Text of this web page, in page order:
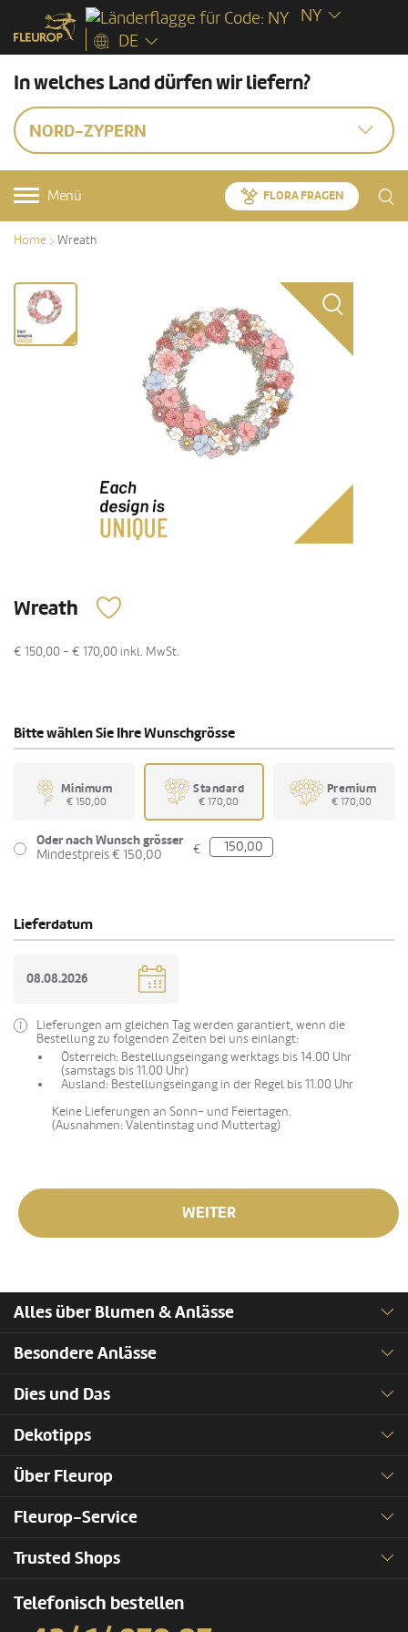
NY
DE
In welches Land dürfen wir liefern?
NORD-ZYPERN
Menü FLORA FRAGEN
Home Wreath
Wreath
€ 150,00 - € 170,00 inkl. MwSt.
Bitte wählen Sie Ihre Wunschgrösse
Minimum
€ 150,00
Standard
€ 170,00
Premium
€ 170,00
Oder nach Wunsch grösser
Mindestpreis € 150,00
€
Lieferdatum
Lieferungen am gleichen Tag werden garantiert, wenn die
Bestellung zu folgenden Zeiten bei uns einlangt:
Österreich: Bestellungseingang werktags bis 14.00 Uhr
(samstags bis 11.00 Uhr)
Ausland: Bestellungseingang in der Regel bis 11.00 Uhr
Keine Lieferungen an Sonn- und Feiertagen.
(Ausnahmen: Valentinstag und Muttertag)
WEITER
Alles über Blumen & Anlässe
Besondere Anlässe
Dies und Das
Dekotipps
Über Fleurop
Fleurop-Service
Trusted Shops
Telefonisch bestellen